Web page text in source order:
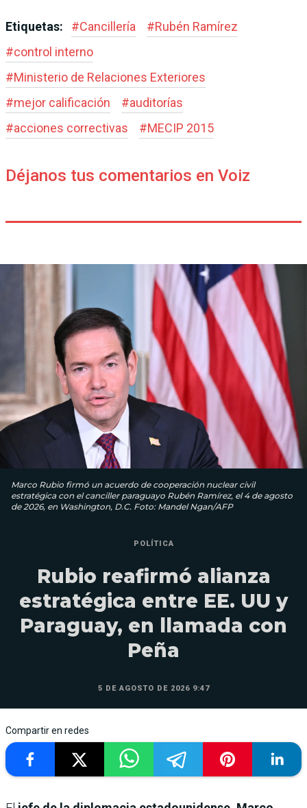
Etiquetas: #Cancillería #Rubén Ramírez
#control interno
#Ministerio de Relaciones Exteriores
#mejor calificación #auditorías
#acciones correctivas #MECIP 2015
Déjanos tus comentarios en Voiz
Marco Rubio firmó un acuerdo de cooperación nuclear civil
estratégica con el canciller paraguayo Rubén Ramírez, el 4 de agosto
de 2026, en Washington, D.C. Foto: Mandel Ngan/AFP
POLÍTICA
Rubio reafirmó alianza
estratégica entre EE. UU y
Paraguay, en llamada con
Peña
5 DE AGOSTO DE 2026 9:47
Compartir en redes